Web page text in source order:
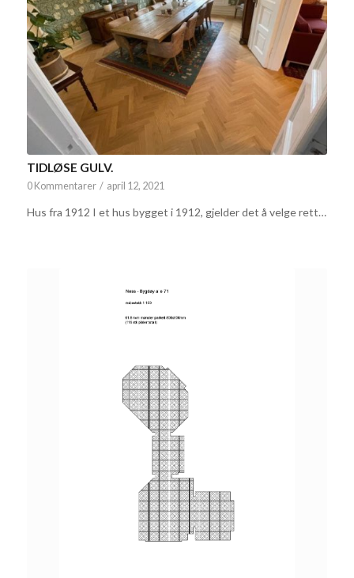
TIDLØSE GULV.
0 Kommentarer / april 12, 2021
Hus fra 1912 I et hus bygget i 1912, gjelder det å velge rett…